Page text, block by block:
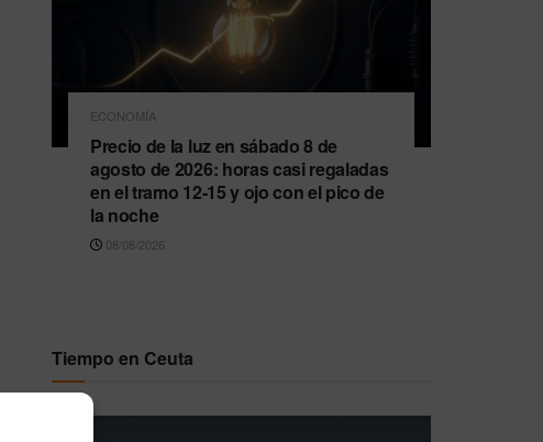
ECONOMÍA
Precio de la luz en sábado 8 de
agosto de 2026: horas casi regaladas
en el tramo 12-15 y ojo con el pico de
la noche
08/08/2026
Tiempo en Ceuta